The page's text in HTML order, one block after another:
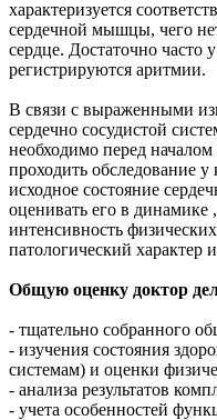
характеризуется
сердечной мышцы, чего
сердце. Достаточно часто
регистрируются аритмии.
В связи с выраженными
сердечно сосудистой
необходимо перед
проходить обследование у
исходное состояние
оценивать его в динамике
интенсивность
патологический характер
Общую оценку доктор
- тщательно собранного
- изучения состояния
системам) и оценки
- анализа результатов
- учета особенностей